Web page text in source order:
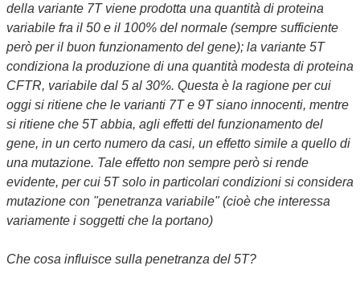
della variante 7T viene prodotta una quantità di proteina
variabile fra il 50 e il 100% del normale (sempre sufficiente
però per il buon funzionamento del gene); la variante 5T
condiziona la produzione di una quantità modesta di proteina
CFTR, variabile dal 5 al 30%. Questa è la ragione per cui
oggi si ritiene che le varianti 7T e 9T siano innocenti, mentre
si ritiene che 5T abbia, agli effetti del funzionamento del
gene, in un certo numero da casi, un effetto simile a quello di
una mutazione. Tale effetto non sempre però si rende
evidente, per cui 5T solo in particolari condizioni si considera
mutazione con "penetranza variabile" (cioè che interessa
variamente i soggetti che la portano)
Che cosa influisce sulla penetranza del 5T?